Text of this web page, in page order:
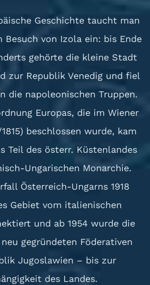
Geschichte taucht man
Besuch von Izola ein: bis Ende
gehörte die kleine Stadt
zur Republik Venedig und fiel
die napoleonischen Truppen.
Europas, die im Wiener
1815) beschlossen wurde, kam
Teil des österr. Küstenlandes
Ungarischen Monarchie.
Österreich-Ungarns 1918
Gebiet vom italienischen
und ab 1954 wurde die
gegründeten Föderativen
Jugoslawien – bis zur
des Landes.